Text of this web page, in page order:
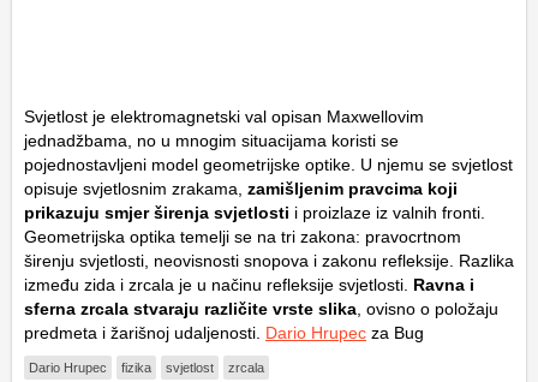
Svjetlost je elektromagnetski val opisan Maxwellovim
jednadžbama, no u mnogim situacijama koristi se
pojednostavljeni model geometrijske optike. U njemu se svjetlost
opisuje svjetlosnim zrakama, zamišljenim pravcima koji
prikazuju smjer širenja svjetlosti i proizlaze iz valnih fronti.
Geometrijska optika temelji se na tri zakona: pravocrtnom
širenju svjetlosti, neovisnosti snopova i zakonu refleksije. Razlika
između zida i zrcala je u načinu refleksije svjetlosti. Ravna i
sferna zrcala stvaraju različite vrste slika , ovisno o položaju
predmeta i žarišnoj udaljenosti. Dario Hrupec za Bug
Dario Hrupec fizika svjetlost zrcala